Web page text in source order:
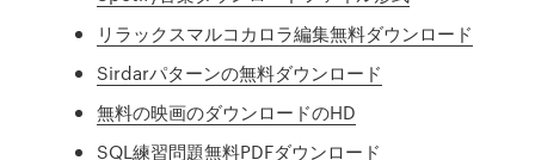
リラックスマルコカロラ編集無料ダウンロード
Sirdarパターンの無料ダウンロード
無料の映画のダウンロードのHD
SQL練習問題無料PDFダウンロード